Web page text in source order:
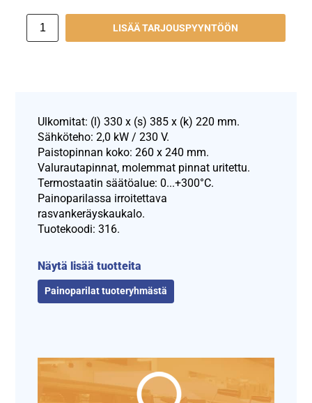
LISÄÄ TARJOUSPYYNTÖÖN
Ulkomitat: (l) 330 x (s) 385 x (k) 220 mm.
Sähköteho: 2,0 kW / 230 V.
Paistopinnan koko: 260 x 240 mm.
Valurautapinnat, molemmat pinnat uritettu.
Termostaatin säätöalue: 0...+300°C.
Painoparilassa irroitettava
rasvankeräyskaukalo.
Tuotekoodi: 316.
Näytä lisää tuotteita
Painoparilat tuoteryhmästä